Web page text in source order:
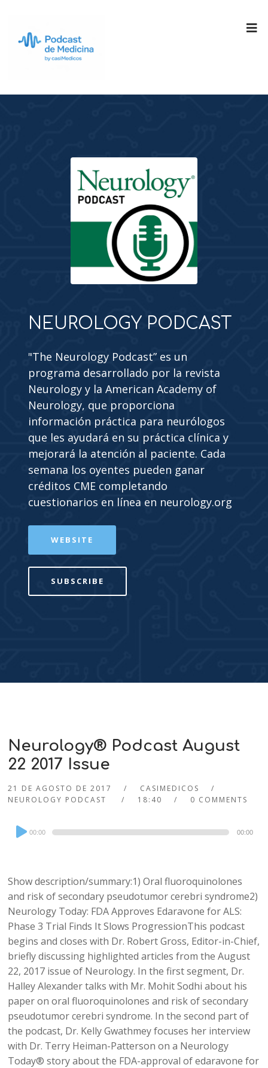
NEUROLOGY PODCAST
"The Neurology Podcast” es un
programa desarrollado por la revista
Neurology y la American Academy of
Neurology, que proporciona
información práctica para neurólogos
que les ayudará en su práctica clínica y
mejorará la atención al paciente. Cada
semana los oyentes pueden ganar
créditos CME completando
cuestionarios en línea en neurology.org
WEBSITE
SUBSCRIBE
Neurology® Podcast August
22 2017 Issue
21 DE AGOSTO DE 2017
CASIMEDICOS
NEUROLOGY PODCAST
18:40 0 COMMENTS
Audio
Player
00:00 00:00
Show description/summary:1) Oral fluoroquinolones
and risk of secondary pseudotumor cerebri syndrome2)
Neurology Today: FDA Approves Edaravone for ALS:
Phase 3 Trial Finds It Slows ProgressionThis podcast
begins and closes with Dr. Robert Gross, Editor-in-Chief,
briefly discussing highlighted articles from the August
22, 2017 issue of Neurology. In the first segment, Dr.
Halley Alexander talks with Mr. Mohit Sodhi about his
paper on oral fluoroquinolones and risk of secondary
pseudotumor cerebri syndrome. In the second part of
the podcast, Dr. Kelly Gwathmey focuses her interview
with Dr. Terry Heiman-Patterson on a Neurology
Today® story about the FDA-approval of edaravone for